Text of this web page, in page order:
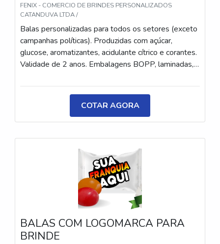
FENIX - COMERCIO DE BRINDES PERSONALIZADOS
CATANDUVA LTDA /
Balas personalizadas para todos os setores (exceto
campanhas políticas). Produzidas com açúcar,
glucose, aromatizantes, acidulante cítrico e corantes.
Validade de 2 anos. Embalagens BOPP, laminadas,
ou P&B em alta qualidade, tinta atóxica. Medida: 5 ×
diferentes tipos (balas, gomas, chicletes, recheadas
e pastilhas). Produto sem glúten.
COTAR AGORA
BALAS COM LOGOMARCA PARA
BRINDE